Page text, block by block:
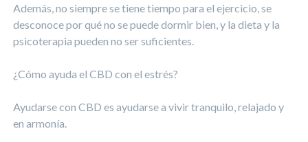
Además, no siempre se tiene tiempo para el ejercicio, se
desconoce por qué no se puede dormir bien, y la dieta y la
psicoterapia pueden no ser suficientes.
¿Cómo ayuda el CBD con el estrés?
Ayudarse con CBD es ayudarse a vivir tranquilo, relajado y
en armonía.